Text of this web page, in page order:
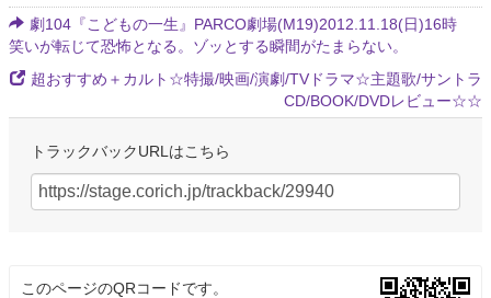
劇104『こどもの一生』PARCO劇場(M19)2012.11.18(日)16時
笑いが転じて恐怖となる。ゾッとする瞬間がたまらない。
超おすすめ＋カルト☆特撮/映画/演劇/TVドラマ☆主題歌/サントラ
CD/BOOK/DVDレビュー☆☆
トラックバックURLはこちら
このページのQRコードです。